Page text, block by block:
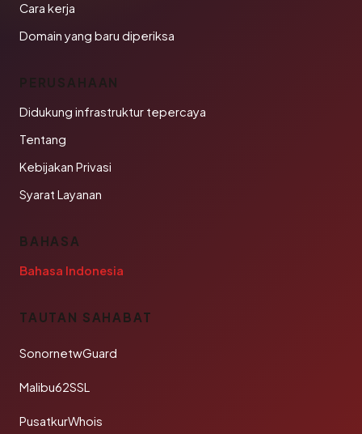
Cara kerja
Domain yang baru diperiksa
PERUSAHAAN
Didukung infrastruktur tepercaya
Tentang
Kebijakan Privasi
Syarat Layanan
BAHASA
Bahasa Indonesia
TAUTAN SAHABAT
SonornetwGuard
Malibu62SSL
PusatkurWhois